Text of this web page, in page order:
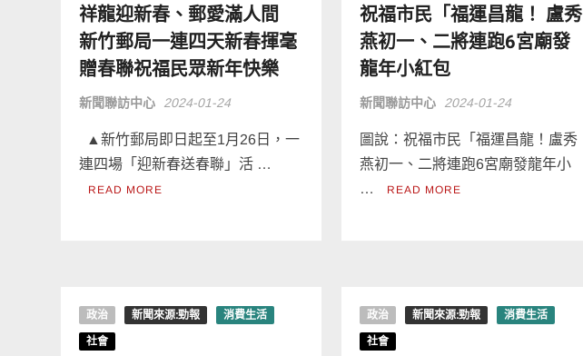
祥龍迎新春、郵愛滿人間
新竹郵局一連四天新春揮毫
贈春聯祝福民眾新年快樂
新聞聯訪中心 2024-01-24
▲新竹郵局即日起至1月26日，一
連四場「迎新春送春聯」活 …
READ MORE
祝福市民「福運昌龍！ 盧秀
燕初一、二將連跑6宮廟發
龍年小紅包
新聞聯訪中心 2024-01-24
圖說：祝福市民「福運昌龍！盧秀
燕初一、二將連跑6宮廟發龍年小
…
READ MORE
政治 新聞來源:勁報 消費生活
社會
政治 新聞來源:勁報 消費生活
社會